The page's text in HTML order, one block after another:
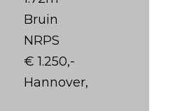
Bruin
NRPS
€ 1.250,-
Hannover,